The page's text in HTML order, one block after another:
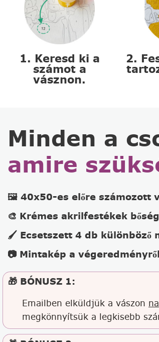
1. Keresd ki a
számot a
vásznon.
2.
Minden a
amire
🖼️ 40x50-es előre számozott
🎨 Krémes akrilfestékek
🖌️ Ecsetszett 4 db különböző
📷 Mintakép a végeredményről
🎁 BÓNUSZ 1:
Emailben elküldjük a vászon
megkönnyítsük a legkisebb